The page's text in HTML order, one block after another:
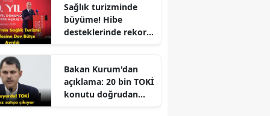
Sağlık turizminde
büyüme! Hibe
desteklerinde rekor
yeni bir çehre
kazandırılıyor mu?
Bakan Kurum'dan
açıklama: 20 bin TOKİ
konutu doğrudan